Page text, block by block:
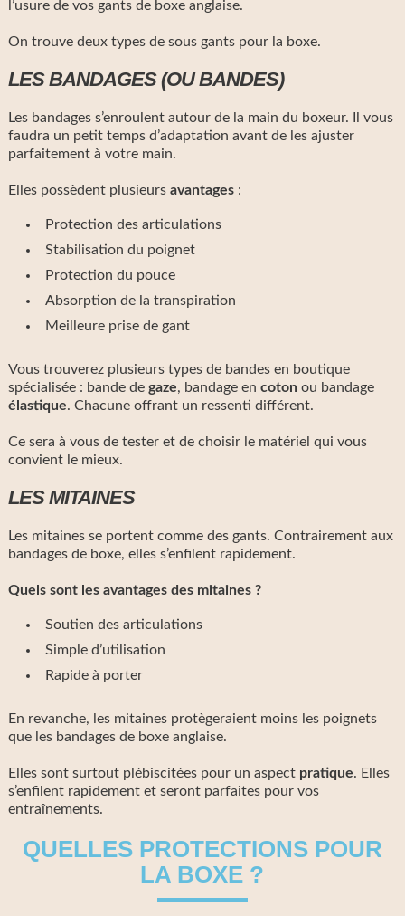
l’usure de vos gants de boxe anglaise.
On trouve deux types de sous gants pour la boxe.
LES BANDAGES (OU BANDES)
Les bandages s’enroulent autour de la main du boxeur. Il vous
faudra un petit temps d’adaptation avant de les ajuster
parfaitement à votre main.
Elles possèdent plusieurs avantages:
Protection des articulations
Stabilisation du poignet
Protection du pouce
Absorption de la transpiration
Meilleure prise de gant
Vous trouverez plusieurs types de bandes en boutique
spécialisée : bande de gaze, bandage en cotonou bandage
élastique. Chacune offrant un ressenti différent.
Ce sera à vous de tester et de choisir le matériel qui vous
convient le mieux.
LES MITAINES
Les mitaines se portent comme des gants. Contrairement aux
bandages de boxe, elles s’enfilent rapidement.
Quels sont les avantages des mitaines ?
Soutien des articulations
Simple d’utilisation
Rapide à porter
En revanche, les mitaines protègeraient moins les poignets
que les bandages de boxe anglaise.
Elles sont surtout plébiscitées pour un aspect pratique. Elles
s’enfilent rapidement et seront parfaites pour vos
entraînements.
QUELLES PROTECTIONS POUR
LA BOXE ?